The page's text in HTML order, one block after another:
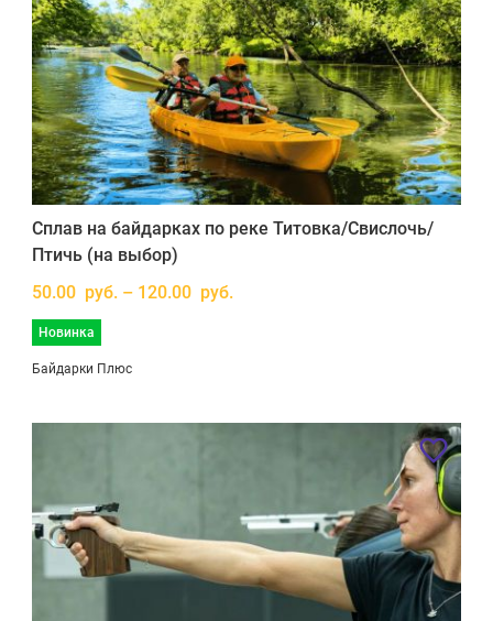
Сплав на байдарках по реке Титовка/Свислочь/
Птичь (на выбор)
50.00 руб. – 120.00 руб.
Новинка
Байдарки Плюс